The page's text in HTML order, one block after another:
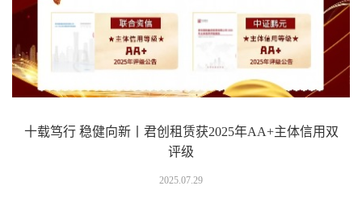
十载笃行 稳健向新丨君创租赁获2025年AA+主体信用双
评级
2025.07.29